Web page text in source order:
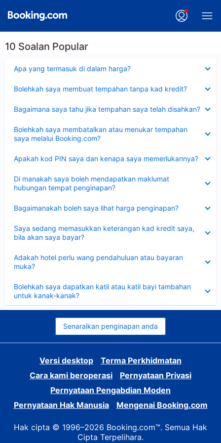
10 Soalan Popular
Apa yang termasuk di dalam harga?
Bolehkah saya membuat tempahan tanpa kad kredit?
Bagaimana saya tahu jika tempahan saya telah disahkan?
Bolehkah saya membatalkan atau menukar tempahan
saya melalui Booking.com?
Apakah kod PIN saya dan kenapa saya memerlukannya?
Di manakah saya boleh mendapatkan maklumat
hubungan tempat penginapan?
Bagaimanakah boleh saya lihat harga penginapan?
Saya sedang memasukkan keterangan kad kredit saya,
bila akan saya bayar?
Adakah hotel perlu wang pendahuluan atau bayaran
muka?
Bolehkah saya dapatkan katil atau katil bayi tambahan
untuk kanak-kanak?
Senaraikan penginapan anda
Versi desktop
Terma Perkhidmatan
Cara kami beroperasi
Pernyataan Privasi
Pernyataan Pengabdian Moden
Pernyataan Hak Manusia
Mengenai Booking.com
Hak cipta © 1996–2026 Booking.com™. Semua Hak
Cipta Terpelihara.